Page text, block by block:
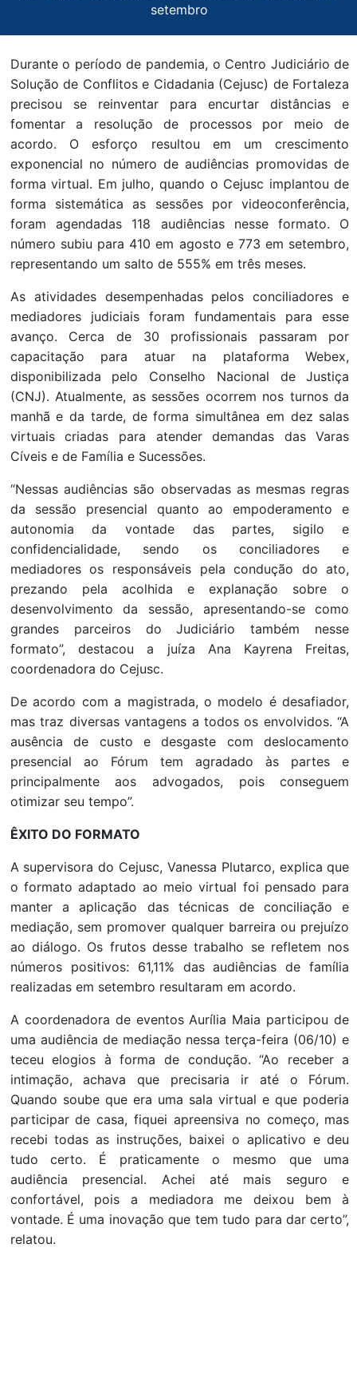
setembro
Durante o período de pandemia, o Centro Judiciário de
Solução de Conflitos e Cidadania (Cejusc) de Fortaleza
precisou se reinventar para encurtar distâncias e
fomentar a resolução de processos por meio de
acordo. O esforço resultou em um crescimento
exponencial no número de audiências promovidas de
forma virtual. Em julho, quando o Cejusc implantou de
forma sistemática as sessões por videoconferência,
foram agendadas 118 audiências nesse formato. O
número subiu para 410 em agosto e 773 em setembro,
representando um salto de 555% em três meses.
As atividades desempenhadas pelos conciliadores e
mediadores judiciais foram fundamentais para esse
avanço. Cerca de 30 profissionais passaram por
capacitação para atuar na plataforma Webex,
disponibilizada pelo Conselho Nacional de Justiça
(CNJ). Atualmente, as sessões ocorrem nos turnos da
manhã e da tarde, de forma simultânea em dez salas
virtuais criadas para atender demandas das Varas
Cíveis e de Família e Sucessões.
“Nessas audiências são observadas as mesmas regras
da sessão presencial quanto ao empoderamento e
autonomia da vontade das partes, sigilo e
confidencialidade, sendo os conciliadores e
mediadores os responsáveis pela condução do ato,
prezando pela acolhida e explanação sobre o
desenvolvimento da sessão, apresentando-se como
grandes parceiros do Judiciário também nesse
formato”, destacou a juíza Ana Kayrena Freitas,
coordenadora do Cejusc.
De acordo com a magistrada, o modelo é desafiador,
mas traz diversas vantagens a todos os envolvidos. “A
ausência de custo e desgaste com deslocamento
presencial ao Fórum tem agradado às partes e
principalmente aos advogados, pois conseguem
otimizar seu tempo”.
ÊXITO DO FORMATO
A supervisora do Cejusc, Vanessa Plutarco, explica que
o formato adaptado ao meio virtual foi pensado para
manter a aplicação das técnicas de conciliação e
mediação, sem promover qualquer barreira ou prejuízo
ao diálogo. Os frutos desse trabalho se refletem nos
números positivos: 61,11% das audiências de família
realizadas em setembro resultaram em acordo.
A coordenadora de eventos Aurília Maia participou de
uma audiência de mediação nessa terça-feira (06/10) e
teceu elogios à forma de condução. “Ao receber a
intimação, achava que precisaria ir até o Fórum.
Quando soube que era uma sala virtual e que poderia
participar de casa, fiquei apreensiva no começo, mas
recebi todas as instruções, baixei o aplicativo e deu
tudo certo. É praticamente o mesmo que uma
audiência presencial. Achei até mais seguro e
confortável, pois a mediadora me deixou bem à
vontade. É uma inovação que tem tudo para dar certo”,
relatou.